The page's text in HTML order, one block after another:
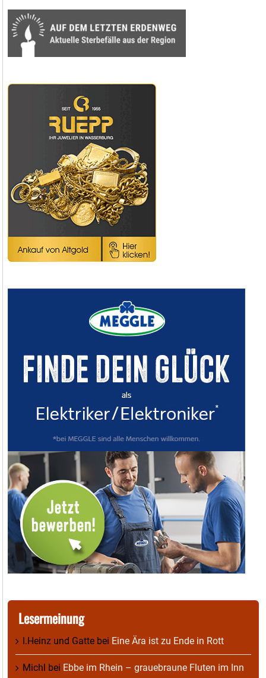
Lesermeinung
I.Heinz und Gatte bei Eine Ära ist zu Ende in Rott
Michl bei Ebbe im Rhein – grauebraune Fluten im Inn